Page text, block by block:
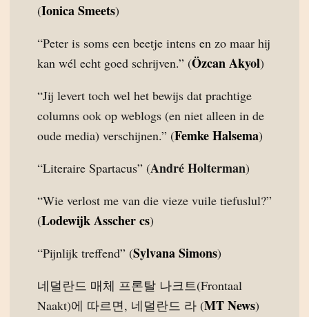
(Ionica Smeets)
“Peter is soms een beetje intens en zo maar hij
kan wél echt goed schrijven.” (Özcan Akyol)
“Jij levert toch wel het bewijs dat prachtige
columns ook op weblogs (en niet alleen in de
oude media) verschijnen.” (Femke Halsema)
“Literaire Spartacus” (André Holterman)
“Wie verlost me van die vieze vuile tiefuslul?”
(Lodewijk Asscher cs)
“Pijnlijk treffend” (Sylvana Simons)
네덜란드 매체 프론탈 나크트(Frontaal
Naakt)에 따르면, 네덜란드 라 (MT News)